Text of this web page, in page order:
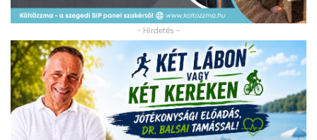
- Hirdetés -